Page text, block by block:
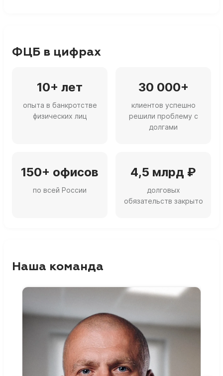
ФЦБ в цифрах
10+ лет
опыта в банкротстве
физических лиц
30 000+
клиентов успешно
решили проблему с
долгами
150+ офисов
по всей России
4,5 млрд ₽
долговых
обязательств закрыто
Наша команда